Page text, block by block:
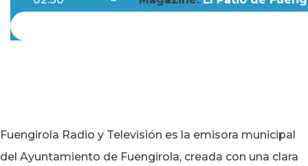
Fuengirola Radio y Televisión es la emisora municipal
del Ayuntamiento de Fuengirola, creada con una clara